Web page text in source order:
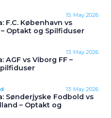
15. May 2026
F.C. København vs
– Optakt og Spilfiduser
13. May 2026
AGF vs Viborg FF –
13. May 2026
Sønderjyske Fodbold vs
– Optakt og